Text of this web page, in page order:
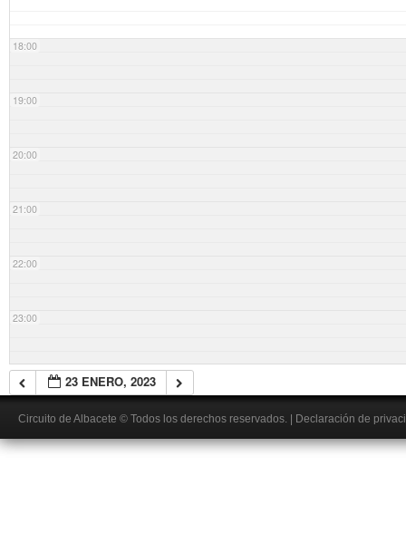
18:00
19:00
20:00
21:00
22:00
23:00
23 ENERO, 2023
Circuito de Albacete © Todos los derechos reservados. Declaración de